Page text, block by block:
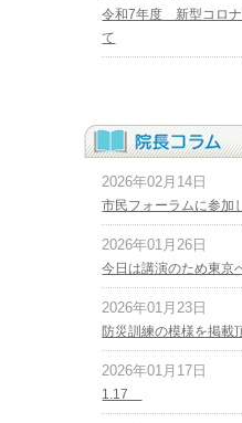
令和7年度 新型コロ
て
2026年02月14日
市民フォーラムに参加
2026年01月26日
今日は講演のため東京
2026年01月23日
防災訓練の模様を掲載
2026年01月17日
1.17